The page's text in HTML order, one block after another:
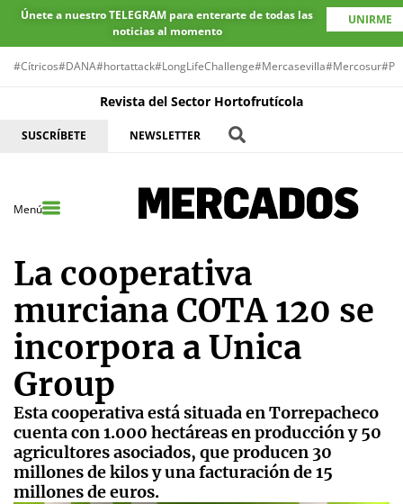
Únete a nuestro TELEGRAM para enterarte de todas las
noticias al momento
UNIRME
#Cítricos#DANA#hortattack#LongLifeChallenge#Mercasevilla#Mercosur
Revista del Sector Hortofrutícola
SUSCRÍBETE NEWSLETTER
Menú
La cooperativa
murciana COTA 120 se
incorpora a Unica
Group
Esta cooperativa está situada en Torrepacheco
cuenta con 1.000 hectáreas en producción y 50
agricultores asociados, que producen 30
millones de kilos y una facturación de 15
millones de euros.